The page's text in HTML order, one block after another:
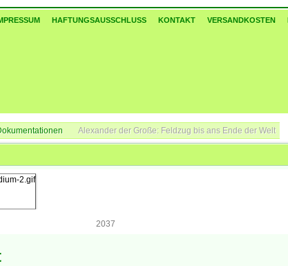
HAFTUNGSAUSSCHLUSS KONTAKT VERSANDKOSTEN
Alexander der Große: Feldzug bis ans Ende der Welt
2037